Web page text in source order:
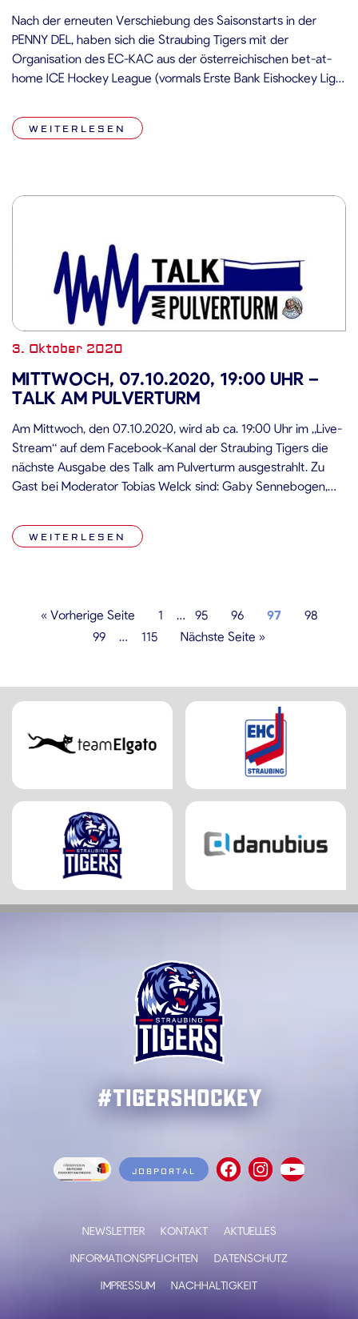
Nach der erneuten Verschiebung des Saisonstarts in der
PENNY DEL, haben sich die Straubing Tigers mit der
Organisation des EC-KAC aus der österreichischen bet-at-
home ICE Hockey League (vormals Erste Bank Eishockey Liga)
Beginn des eigenen Spielbetriebs, sei es in der Champions
Hockey League oder in der PENNY […]
WEITERLESEN
3. Oktober 2020
MITTWOCH, 07.10.2020, 19:00 UHR –
TALK AM PULVERTURM
Am Mittwoch, den 07.10.2020, wird ab ca. 19:00 Uhr im „Live-
Stream“ auf dem Facebook-Kanal der Straubing Tigers die
nächste Ausgabe des Talk am Pulverturm ausgestrahlt. Zu
Gast bei Moderator Tobias Welck sind: Gaby Sennebogen,
Sportlicher Leiter der Straubing Tigers Christoph Kämpf,
Brauereidirektor der Karmeliten Brauerei Straubing die beiden
WEITERLESEN
« Vorherige Seite 1 … 95 96 97
98
99
… 115 Nächste Seite »
#TigersHockey
JOBPORTAL
NEWSLETTER KONTAKT
AKTUELLES
INFORMATIONSPFLICHTEN
DATENSCHUTZ
IMPRESSUM
NACHHALTIGKEIT